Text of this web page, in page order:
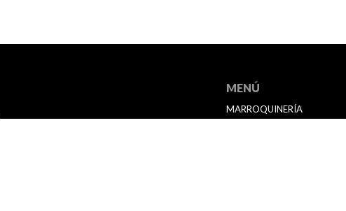
MENÚ
MARROQUINERÍA